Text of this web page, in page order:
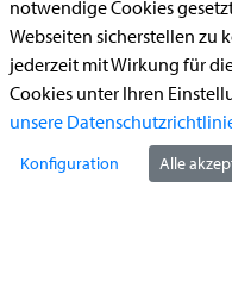
Begleitetes Fahren ab 17
Führerschein (Umtausch)
Reiterplakette
Ummeldung zugelassenes
notwendige Cookies
Webseiten sicherstellen zu
jederzeit mit Wirkung für
Cookies unter Ihren
unsere
Konfiguration Alle